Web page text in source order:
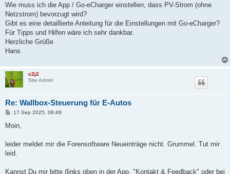
Wie muss ich die App / Go-eCharger einstellen, dass PV-Strom (ohne
Netzstrom) bevorzugt wird?
Gibt es eine detaillierte Anleitung für die Einstellungen mit Go-eCharger?
Für Tipps und Hilfen wäre ich sehr dankbar.
Herzliche Grüße
Hans
c2j2
Site Admin
Re: Wallbox-Steuerung für E-Autos
B
i
a
17.Sep 2025, 06:49
Moin,
leider meldet mir die Forensoftware Neueinträge nicht. Grummel. Tut mir
leid.
Kannst Du mir bitte (links oben in der App, "Kontakt & Feedback" oder bei